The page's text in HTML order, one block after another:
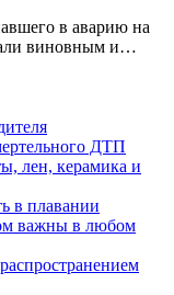
в аварию на
виновным и…
ДТП
лен, керамика и
в плавании
важны в любом